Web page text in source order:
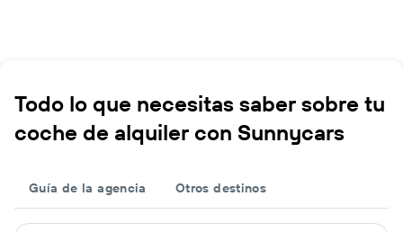
Todo lo que necesitas saber sobre tu
coche de alquiler con Sunnycars
Guía de la agencia Otros destinos